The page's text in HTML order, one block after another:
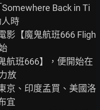
Back in Ti
時
影【魔鬼航班666 Fligh
航班666】，便開始在
放
京、印度孟買、美國洛
宜